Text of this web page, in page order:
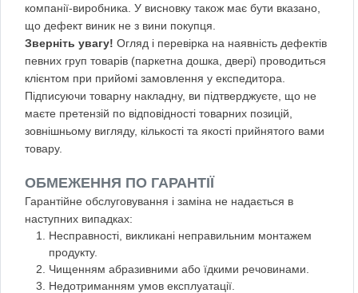
компанії-виробника. У висновку також має бути вказано,
що дефект виник не з вини покупця.
Зверніть увагу! Огляд і перевірка на наявність дефектів
певних груп товарів (паркетна дошка, двері) проводиться
клієнтом при прийомі замовлення у експедитора.
Підписуючи товарну накладну, ви підтверджуєте, що не
маєте претензій по відповідності товарних позицій,
зовнішньому вигляду, кількості та якості прийнятого вами
товару.
ОБМЕЖЕННЯ ПО ГАРАНТІЇ
Гарантійне обслуговування і заміна не надається в
наступних випадках:
Несправності, викликані неправильним монтажем
продукту.
Чищенням абразивними або їдкими речовинами.
Недотриманням умов експлуатації.